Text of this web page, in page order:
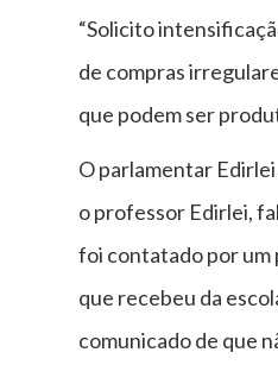
“Solicito
de compras
que podem ser
O parlamentar Edirlei
o professor Edirlei,
foi contatado por um
que recebeu da
comunicado de que